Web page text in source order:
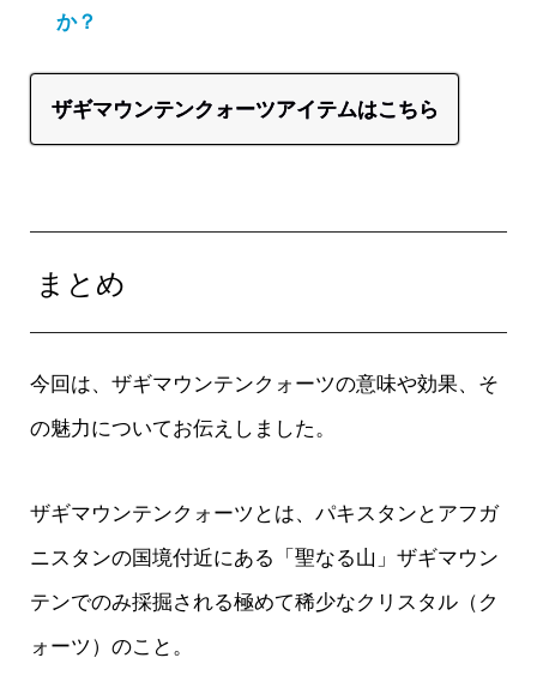
か？
ザギマウンテンクォーツアイテムはこちら
まとめ
今回は、ザギマウンテンクォーツの意味や効果、そ
の魅力についてお伝えしました。
ザギマウンテンクォーツとは、パキスタンとアフガ
ニスタンの国境付近にある「聖なる山」ザギマウン
テンでのみ採掘される極めて稀少なクリスタル（ク
ォーツ）のこと。